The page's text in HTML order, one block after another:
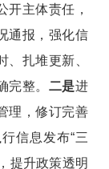
开主体责任，
通报，强化信
、扎堆更新、
完整。 二是进
理，修订完善
信息发布“三
提升政策透明